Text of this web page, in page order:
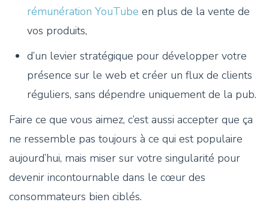
rémunération YouTube en plus de la vente de
vos produits,
d’un levier stratégique pour développer votre
présence sur le web et créer un flux de clients
réguliers, sans dépendre uniquement de la pub.
Faire ce que vous aimez, c’est aussi accepter que ça
ne ressemble pas toujours à ce qui est populaire
aujourd’hui, mais miser sur votre singularité pour
devenir incontournable dans le cœur des
consommateurs bien ciblés.